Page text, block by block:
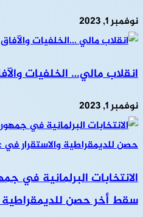
نوفمبر 1, 2023
انقلاب مالي… الخلفيات
نوفمبر 1, 2023
سقط أخر حصن للديمقراطية